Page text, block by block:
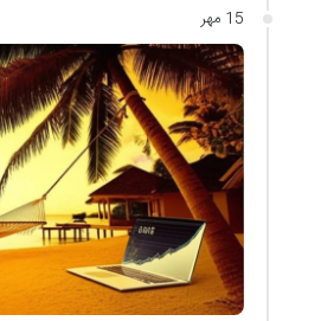
15 مهر